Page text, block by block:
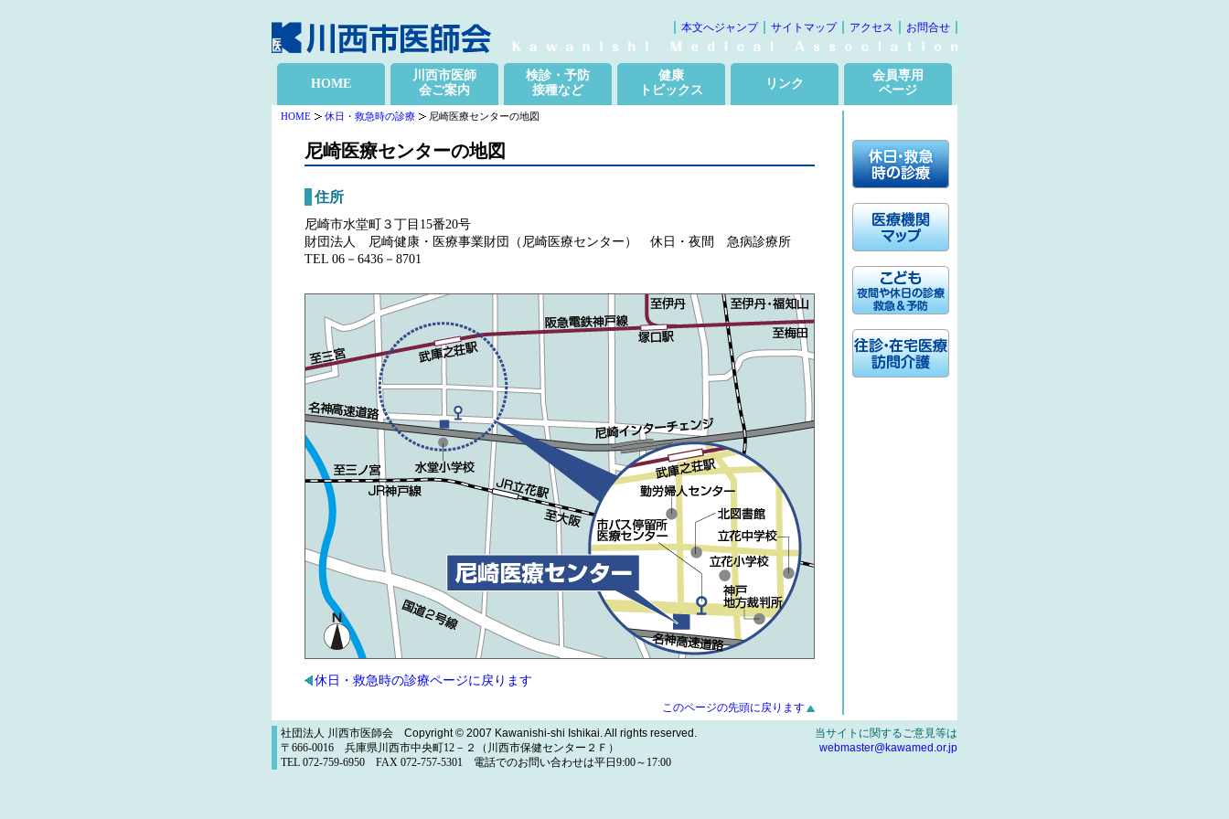
本文へジャンプ サイトマップ アクセス お問合せ
HOME
川西市医師
会ご案内
検診・予防
接種など
健康
トピックス
リンク
会員専用
ページ
HOME 休日・救急時の診療 尼崎医療センターの地図
尼崎医療センターの地図
住所
尼崎市水堂町３丁目15番20号
財団法人 尼崎健康・医療事業財団（尼崎医療センター） 休日・夜間 急病診療所
TEL 06－6436－8701
休日・救急時の診療ページに戻ります
このページの先頭に戻ります
社団法人 川西市医師会 Copyright © 2007 Kawanishi-shi Ishikai. All rights reserved.
〒666-0016 兵庫県川西市中央町12－２（川西市保健センター２Ｆ）
TEL 072-759-6950 FAX 072-757-5301 電話でのお問い合わせは平日9:00～17:00
当サイトに関するご意見等は
webmaster@kawamed.or.jp